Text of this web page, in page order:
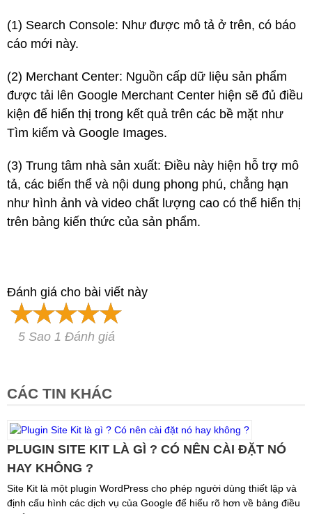
(1) Search Console: Như được mô tả ở trên, có báo
cáo mới này.
(2) Merchant Center: Nguồn cấp dữ liệu sản phẩm
được tải lên Google Merchant Center hiện sẽ đủ điều
kiện để hiển thị trong kết quả trên các bề mặt như
Tìm kiếm và Google Images.
(3) Trung tâm nhà sản xuất: Điều này hiện hỗ trợ mô
tả, các biến thể và nội dung phong phú, chẳng hạn
như hình ảnh và video chất lượng cao có thể hiển thị
trên bảng kiến ​​thức của sản phẩm.
Đánh giá cho bài viết này
5 Sao 1 Đánh giá
CÁC TIN KHÁC
PLUGIN SITE KIT LÀ GÌ ? CÓ NÊN CÀI ĐẶT NÓ
HAY KHÔNG ?
Site Kit là một plugin WordPress cho phép người dùng thiết lập và
định cấu hình các dịch vụ của Google để hiểu rõ hơn về bảng điều